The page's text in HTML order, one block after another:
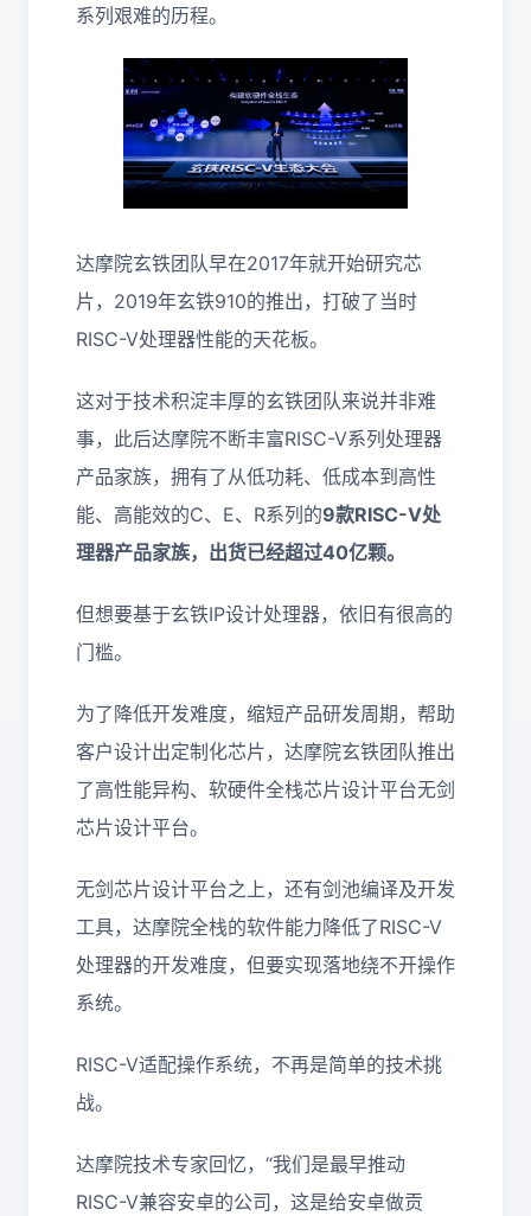
系列艰难的历程。
达摩院玄铁团队早在2017年就开始研究芯
片，2019年玄铁910的推出，打破了当时
RISC-V处理器性能的天花板。
这对于技术积淀丰厚的玄铁团队来说并非难
事，此后达摩院不断丰富RISC-V系列处理器
产品家族，拥有了从低功耗、低成本到高性
能、高能效的C、E、R系列的9款RISC-V处
理器产品家族，出货已经超过40亿颗。
但想要基于玄铁IP设计处理器，依旧有很高的
门槛。
为了降低开发难度，缩短产品研发周期，帮助
客户设计出定制化芯片，达摩院玄铁团队推出
了高性能异构、软硬件全栈芯片设计平台无剑
芯片设计平台。
无剑芯片设计平台之上，还有剑池编译及开发
工具，达摩院全栈的软件能力降低了RISC-V
处理器的开发难度，但要实现落地绕不开操作
系统。
RISC-V适配操作系统，不再是简单的技术挑
战。
达摩院技术专家回忆，“我们是最早推动
RISC-V兼容安卓的公司，这是给安卓做贡